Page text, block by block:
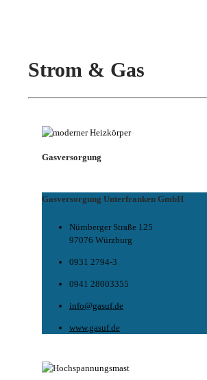
Strom & Gas
Gasversorgung
Gasversorgung Unterfranken GmbH
Nürnberger Straße 125
97076 Würzburg
0931 2794-3
0941 28003355
info@gasuf.de
www.gasuf.de